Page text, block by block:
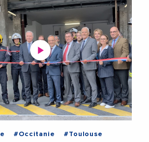
#Occitanie #Toulouse